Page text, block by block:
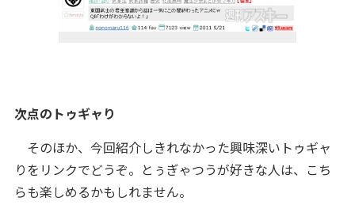
次点のトゥギャり
そのほか、今回紹介しきれなかった興味深いトゥギャ
りをリンクでどうぞ。とぅぎゃつうが好きな人は、こち
らも楽しめるかもしれません。